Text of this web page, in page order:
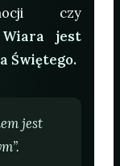
czy
Wiara jest
Świętego.
jest